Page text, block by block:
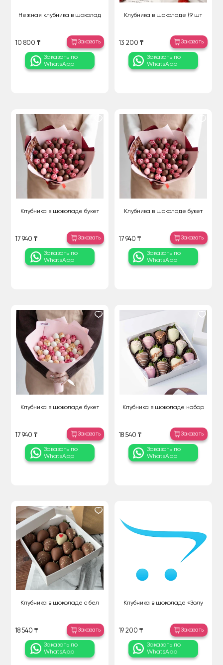
Нежная клубника в шоколад
10 800 ₸ Заказать
Заказать по
WhatsApp
Клубника в шоколаде (9 шт
13 200 ₸ Заказать
Заказать по
WhatsApp
Клубника в шоколаде букет
17 940 ₸ Заказать
Заказать по
WhatsApp
Клубника в шоколаде букет
17 940 ₸ Заказать
Заказать по
WhatsApp
Клубника в шоколаде букет
17 940 ₸ Заказать
Заказать по
WhatsApp
Клубника в шоколаде набор
18 540 ₸ Заказать
Заказать по
WhatsApp
Клубника в шоколаде с бел
18 540 ₸ Заказать
Заказать по
WhatsApp
Клубника в шоколаде «Золу
19 200 ₸ Заказать
Заказать по
WhatsApp